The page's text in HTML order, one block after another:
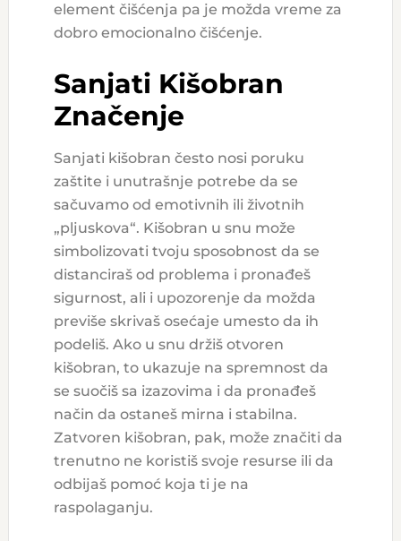
element čišćenja pa je možda vreme za
dobro emocionalno čišćenje.
Sanjati Kišobran
Značenje
Sanjati kišobran često nosi poruku
zaštite i unutrašnje potrebe da se
sačuvamo od emotivnih ili životnih
„pljuskova“. Kišobran u snu može
simbolizovati tvoju sposobnost da se
distanciraš od problema i pronađeš
sigurnost, ali i upozorenje da možda
previše skrivaš osećaje umesto da ih
podeliš. Ako u snu držiš otvoren
kišobran, to ukazuje na spremnost da
se suočiš sa izazovima i da pronađeš
način da ostaneš mirna i stabilna.
Zatvoren kišobran, pak, može značiti da
trenutno ne koristiš svoje resurse ili da
odbijaš pomoć koja ti je na
raspolaganju.